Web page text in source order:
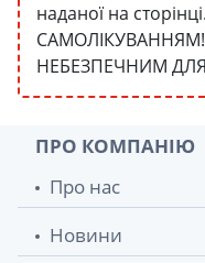
наданої на
НЕБЕЗПЕЧНИМ
ПРО КОМПАНІЮ
Про нас
Новини